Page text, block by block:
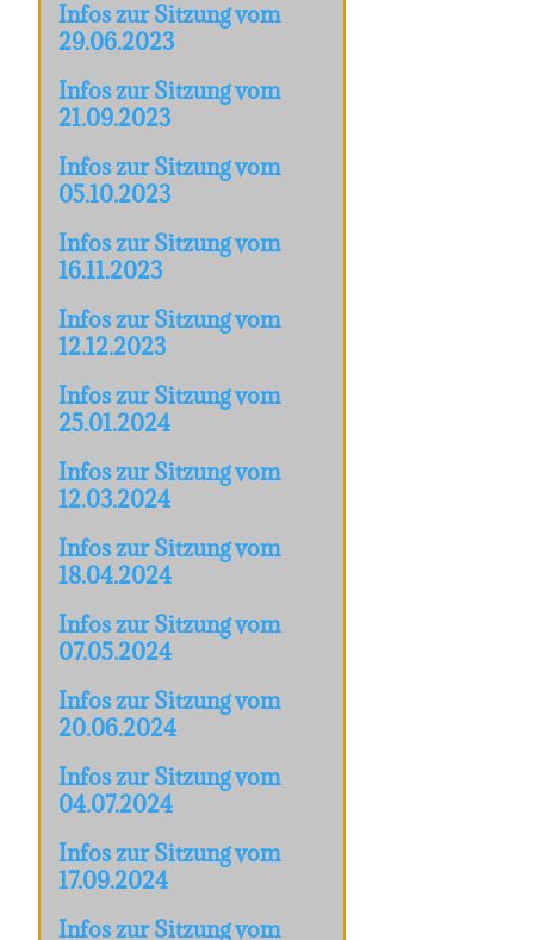
Infos zur Sitzung vom
29.06.2023
Infos zur Sitzung vom
21.09.2023
Infos zur Sitzung vom
05.10.2023
Infos zur Sitzung vom
16.11.2023
Infos zur Sitzung vom
12.12.2023
Infos zur Sitzung vom
25.01.2024
Infos zur Sitzung vom
12.03.2024
Infos zur Sitzung vom
18.04.2024
Infos zur Sitzung vom
07.05.2024
Infos zur Sitzung vom
20.06.2024
Infos zur Sitzung vom
04.07.2024
Infos zur Sitzung vom
17.09.2024
Infos zur Sitzung vom